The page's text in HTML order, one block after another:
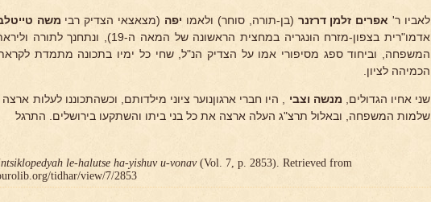
לאביו ר' אפרים זלמן דרזנר (בן-תורה, סוחר) ולאמו יפה (מצאצאי הצדיק רבי משה
אדמו"רית בצפון-מזרח הונגריה במחצית הראשונה של
המשפחה, וביחוד ספג מסיפורי אמו על הצדיק הנ"ל, שחי כל ימיו בתכונה מתמדת
הכמיהה לציון.
שני אחיו הגדולים, מנשה וצבי , היו חברי ארגוןנוער ציוני מילדותם, וכשהתכוננו לעלות
שלמות המשפחה, ובאלול תרצ"ג העלה ארצה את כל בני ביתו והשתקעו בירושלים. התרגל
le-halutse ha-yishuv u-vonav(Vol. 7, p. 2853). Retrieved from
tidhar/view/7/2853